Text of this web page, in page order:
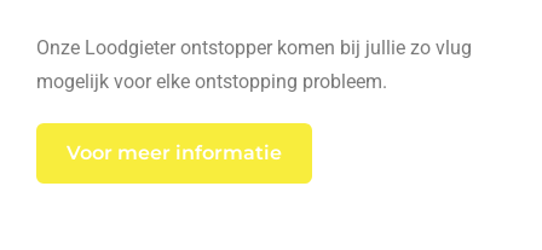
Onze Loodgieter ontstopper komen bij jullie zo vlug
mogelijk voor elke ontstopping probleem.
Voor meer informatie